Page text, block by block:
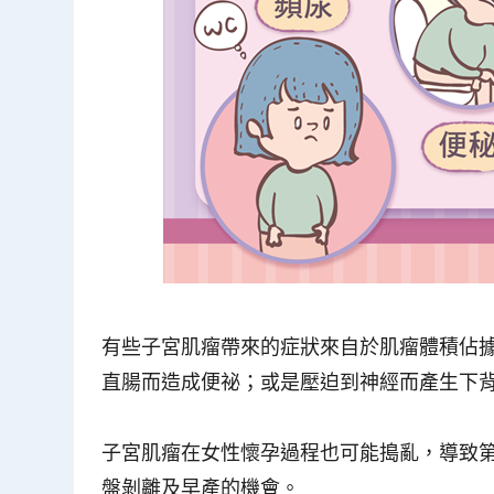
有些子宮肌瘤帶來的症狀來自於肌瘤體積佔
直腸而造成便祕；或是壓迫到神經而產生下
子宮肌瘤在女性懷孕過程也可能搗亂，導致
盤剝離及早產的機會。